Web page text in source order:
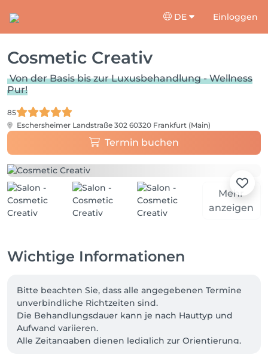
DE Einloggen
Cosmetic Creativ
Von der Basis bis zur Luxusbehandlung - Wellness
Pur!
85
Eschersheimer Landstraße 302 60320 Frankfurt (Main)
Termin buchen
Mehr
anzeigen
Wichtige Informationen
Bitte beachten Sie, dass alle angegebenen Termine
unverbindliche Richtzeiten sind.
Die Behandlungsdauer kann je nach Hauttyp und
Aufwand variieren.
Alle Zeitangaben dienen lediglich zur Orientierung.